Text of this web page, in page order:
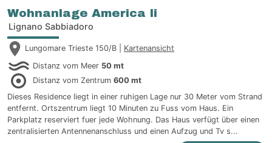
Wohnanlage America Ii
Lignano Sabbiadoro
Lungomare Trieste 150/B | Kartenansicht
Distanz vom Meer 50 mt
Distanz vom Zentrum 600 mt
Dieses Residence liegt in einer ruhigen Lage nur 30 Meter vom Strand
entfernt. Ortszentrum liegt 10 Minuten zu Fuss vom Haus. Ein
Parkplatz reserviert fuer jede Wohnung. Das Haus verfügt über einen
zentralisierten Antennenanschluss und einen Aufzug und Tv s...